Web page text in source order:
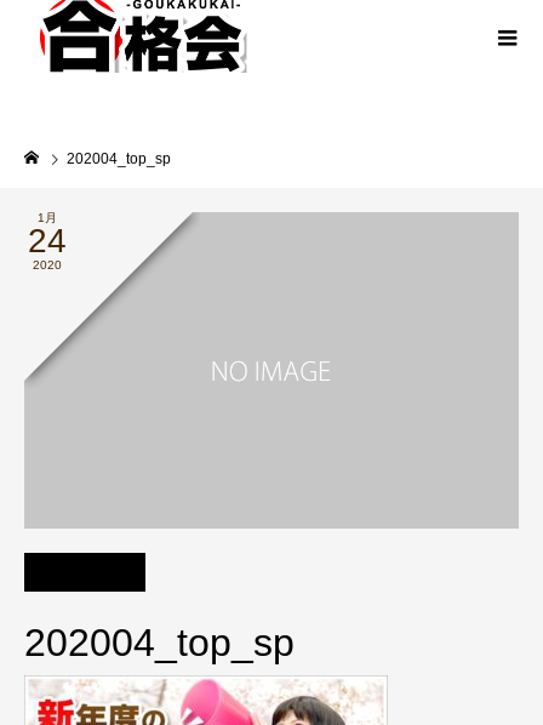
202004_top_sp
1月
24
2020
202004_top_sp